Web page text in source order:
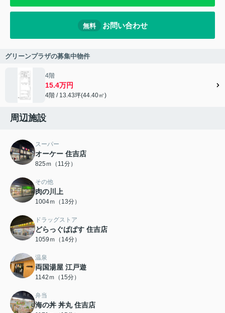
無料 お問い合わせ
グリーンプラザの募集中物件
4階
15.4万円
4階 / 13.43坪(44.40㎡)
周辺施設
スーパー
オーケー 住吉店
825ｍ（11分）
その他
肉の川上
1004ｍ（13分）
ドラッグストア
どらっぐぱぱす 住吉店
1059ｍ（14分）
温泉
両国湯屋 江戸遊
1142ｍ（15分）
弁当
海の丼 丼丸 住吉店